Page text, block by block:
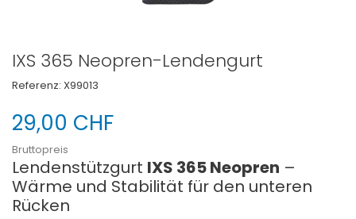
IXS 365 Neopren-Lendengurt
Referenz: X99013
29,00 CHF
Bruttopreis
Lendenstützgurt IXS 365 Neopren –
Wärme und Stabilität für den unteren
Rücken